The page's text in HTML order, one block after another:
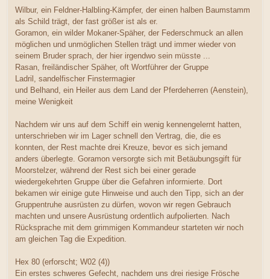
Wilbur, ein Feldner-Halbling-Kämpfer, der einen halben Baumstamm
als Schild trägt, der fast größer ist als er.
Goramon, ein wilder Mokaner-Späher, der Federschmuck an allen
möglichen und unmöglichen Stellen trägt und immer wieder von
seinem Bruder sprach, der hier irgendwo sein müsste ...
Rasan, freiländischer Späher, oft Wortführer der Gruppe
Ladril, sandelfischer Finstermagier
und Belhand, ein Heiler aus dem Land der Pferdeherren (Aenstein),
meine Wenigkeit
Nachdem wir uns auf dem Schiff ein wenig kennengelernt hatten,
unterschrieben wir im Lager schnell den Vertrag, die, die es
konnten, der Rest machte drei Kreuze, bevor es sich jemand
anders überlegte. Goramon versorgte sich mit Betäubungsgift für
Moorstelzer, während der Rest sich bei einer gerade
wiedergekehrten Gruppe über die Gefahren informierte. Dort
bekamen wir einige gute Hinweise und auch den Tipp, sich an der
Gruppentruhe ausrüsten zu dürfen, wovon wir regen Gebrauch
machten und unsere Ausrüstung ordentlich aufpolierten. Nach
Rücksprache mit dem grimmigen Kommandeur starteten wir noch
am gleichen Tag die Expedition.
Hex 80 (erforscht; W02 (4))
Ein erstes schweres Gefecht, nachdem uns drei riesige Frösche